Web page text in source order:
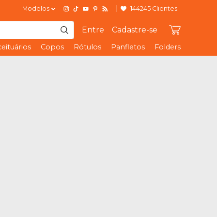
Modelos 144245 Clientes
Entre Cadastre-se
Copos Rótulos Panfletos Folders